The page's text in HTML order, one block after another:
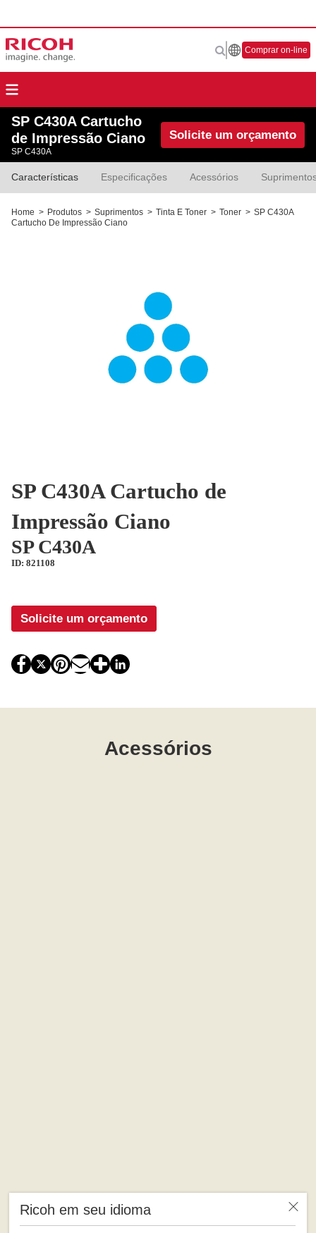
Ricoh em seu idioma
Comprar on-line
SP C430A Cartucho
de Impressão Ciano
SP C430A
Solicite um orçamento
Características Especificações Acessórios
Home > Produtos > Suprimentos > Tinta E Toner > Toner > SP C430A
Cartucho De Impressão Ciano
SP C430A Cartucho de
Impressão Ciano
SP C430A
ID: 821108
Solicite um orçamento
Acessórios